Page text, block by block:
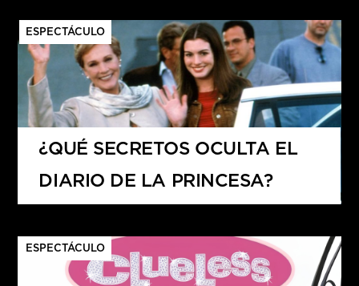
ESPECTÁCULO
¿QUÉ SECRETOS OCULTA EL
DIARIO DE LA PRINCESA?
ESPECTÁCULO